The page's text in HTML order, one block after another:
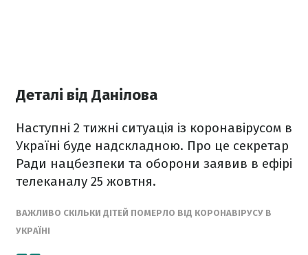
Деталі від Данілова
Наступні 2 тижні ситуація із коронавірусом в
Україні буде надскладною. Про це секретар
Ради нацбезпеки та оборони заявив в ефірі
телеканалу 25 жовтня.
ВАЖЛИВО СКІЛЬКИ ДІТЕЙ ПОМЕРЛО ВІД КОРОНАВІРУСУ В
УКРАЇНІ